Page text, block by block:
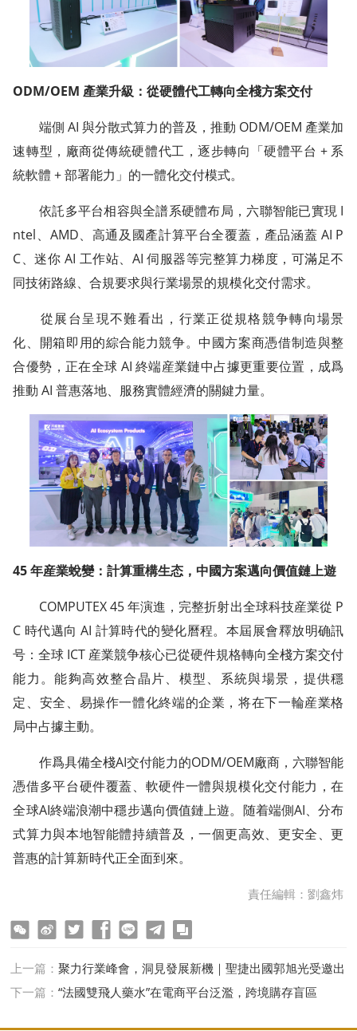
ODM/OEM 產業升級：從硬體代工轉向全棧方案交付
端側 AI 與分散式算力的普及，推動 ODM/OEM 產業加
速轉型，廠商從傳統硬體代工，逐步轉向「硬體平台 + 系
統軟體 + 部署能力」的一體化交付模式。
依託多平台相容與全譜系硬體布局，六聯智能已實現 I
ntel、AMD、高通及國產計算平台全覆蓋，產品涵蓋 AI P
C、迷你 AI 工作站、AI 伺服器等完整算力梯度，可滿足不
同技術路線、合規要求與行業場景的規模化交付需求。
從展台呈現不難看出，行業正從規格競争轉向場景
化、開箱即用的綜合能力競争。中國方案商憑借制造與整
合優勢，正在全球 AI 終端産業鏈中占據更重要位置，成爲
推動 AI 普惠落地、服務實體經濟的關鍵力量。
45 年産業蛻變：計算重構生态，中國方案邁向價值鏈上遊
COMPUTEX 45 年演進，完整折射出全球科技産業從 P
C 時代邁向 AI 計算時代的變化曆程。本屆展會釋放明确訊
号：全球 ICT 産業競争核心已從硬件規格轉向全棧方案交付
能力。能夠高效整合晶片、模型、系統與場景，提供穩
定、安全、易操作一體化終端的企業，将在下一輪産業格
局中占據主動。
作爲具備全棧AI交付能力的ODM/OEM廠商，六聯智能
憑借多平台硬件覆蓋、軟硬件一體與規模化交付能力，在
全球AI終端浪潮中穩步邁向價值鏈上遊。随着端側AI、分布
式算力與本地智能體持續普及，一個更高效、更安全、更
普惠的計算新時代正全面到來。
責任編輯：劉鑫炜
linetelegram copy
上一篇：聚力行業峰會，洞見發展新機｜聖捷出國郭旭光受邀出
席行業盛會，斬獲“行業觀點領袖”大獎
下一篇：“法國雙飛人藥水”在電商平台泛濫，跨境購存盲區